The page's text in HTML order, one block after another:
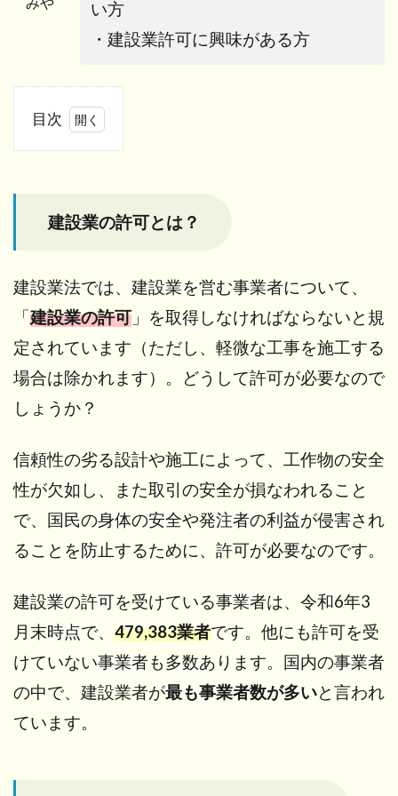
い方
・建設業許可に興味がある方
目次
行政
書士
にと
って
建設
業業
務と
3
設
法
に
て
3.1
建設
の目
的と
は？
建設業の許可とは？
建設業法では、建設業を営む事業者について、
「建設業の許可 」を取得しなければならないと規
定されています（ただし、軽微な工事を施工する
場合は除かれます）。どうして許可が必要なので
しょうか？
信頼性の劣る設計や施工によって、工作物の安全
性が欠如し、また取引の安全が損なわれること
で、国民の身体の安全や発注者の利益が侵害され
ることを防止するために、許可が必要なのです。
建設業の許可を受けている事業者は、令和6年3
月末時点で、 479,383業者です。他にも許可を受
けていない事業者も多数あります。国内の事業者
の中で、建設業者が最も事業者数が多いと言われ
ています。